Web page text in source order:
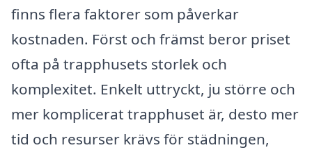
finns flera faktorer som påverkar
kostnaden. Först och främst beror priset
ofta på trapphusets storlek och
komplexitet. Enkelt uttryckt, ju större och
mer komplicerat trapphuset är, desto mer
tid och resurser krävs för städningen,